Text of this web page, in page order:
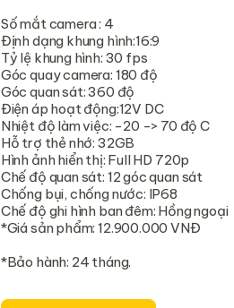
Số mắt camera : 4
Định dạng khung hình:16:9
Tỷ lệ khung hình: 30 fps
Góc quay camera: 180 độ
Góc quan sát: 360 độ
Điện áp hoạt động:12V DC
Nhiệt độ làm việc: -20 -> 70 độ C
Hỗ trợ thẻ nhớ: 32GB
Hình ảnh hiển thị: Full HD 720p
Chế độ quan sát: 12 góc quan sát
Chống bụi, chống nước: IP68
Chế độ ghi hình ban đêm: Hồng ngoại
*Giá sản phẩm: 12.900.000 VNĐ
*Bảo hành: 24 tháng.